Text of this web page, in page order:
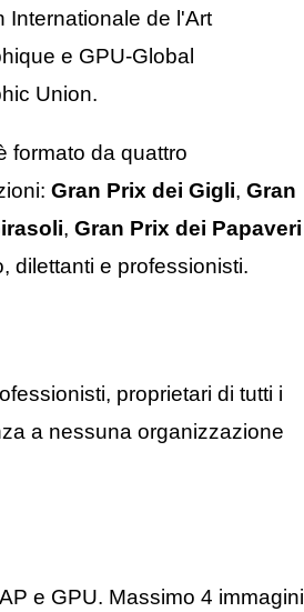
Internationale de l'Art
e GPU-Global
Union.
formato da quattro
Gran Prix dei Gigli, Gran
, Gran Prix dei Papaveri
dilettanti e professionisti.
proprietari di tutti i
a nessuna organizzazione
e GPU. Massimo 4 immagini